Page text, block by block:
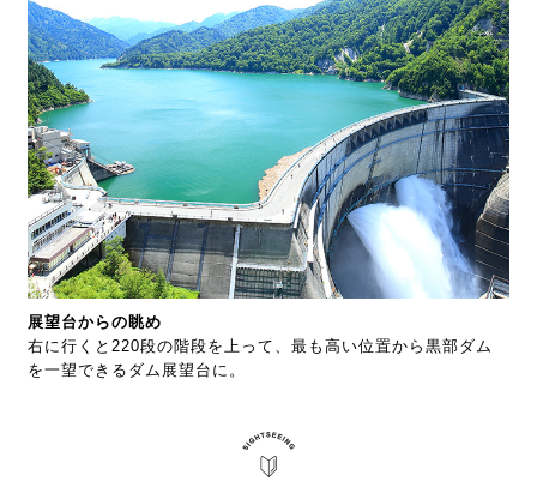
展望台からの眺め
右に行くと220段の階段を上って、最も高い位置から黒部ダム
を一望できるダム展望台に。